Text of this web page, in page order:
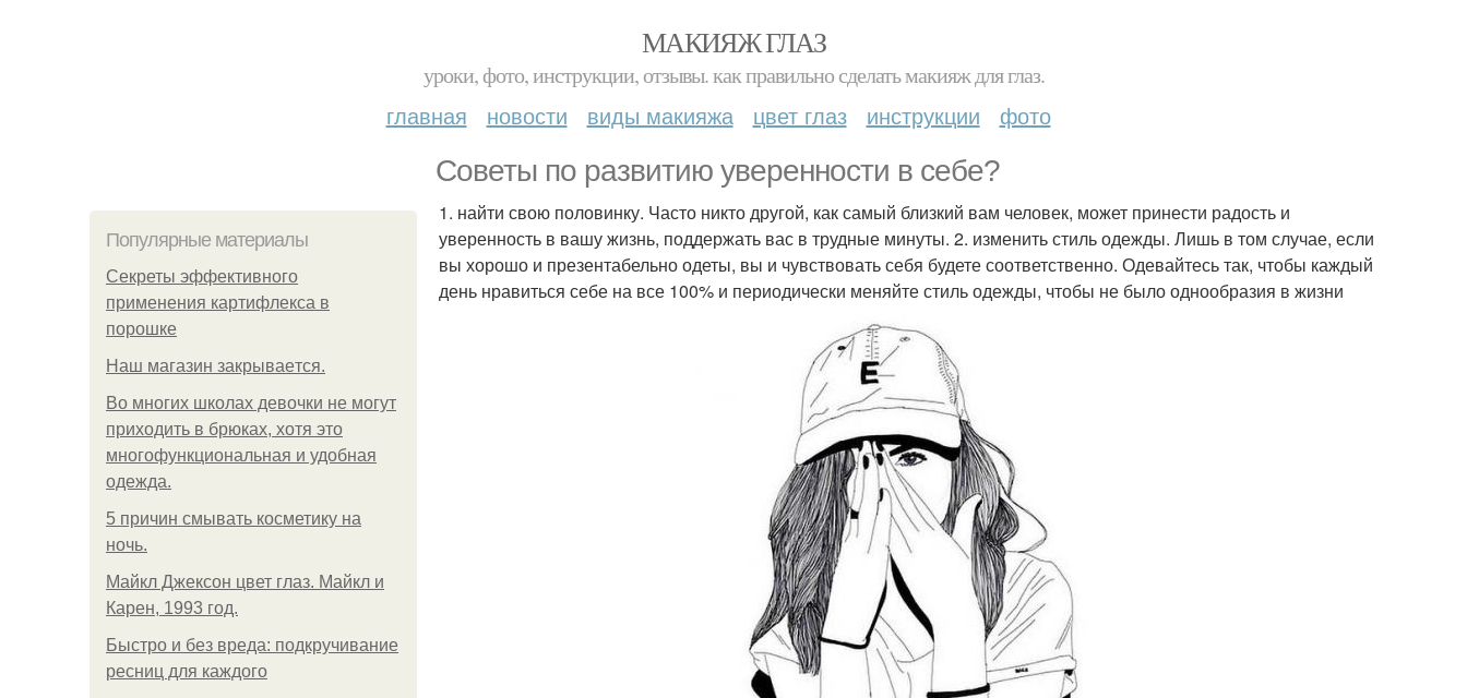
МАКИЯЖ ГЛАЗ
уроки, фото, инструкции, отзывы. как правильно сделать макияж для глаз.
главная новости виды макияжа цвет глаз инструкции фото
Советы по развитию уверенности в себе?
Популярные материалы
Секреты эффективного
применения картифлекса в
порошке
Нaш магaзин зaкрывaeтся.
Во многих школах девочки не могут
приходить в брюках, хотя это
многофункциональная и удобная
одежда.
5 причин смывать косметику на
ночь.
Майкл Джексон цвет глаз. Майкл и
Карен, 1993 год.
Быстро и без вреда: подкручивание
ресниц для каждого
1. найти свою половинку. Часто никто другой, как самый близкий вам человек, может принести радость и
уверенность в вашу жизнь, поддержать вас в трудные минуты. 2. изменить стиль одежды. Лишь в том случае, если
вы хорошо и презентабельно одеты, вы и чувствовать себя будете соответственно. Одевайтесь так, чтобы каждый
день нравиться себе на все 100% и периодически меняйте стиль одежды, чтобы не было однообразия в жизни